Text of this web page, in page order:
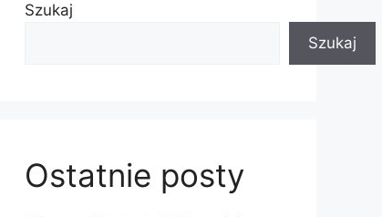
Szukaj
Szukaj
Ostatnie posty